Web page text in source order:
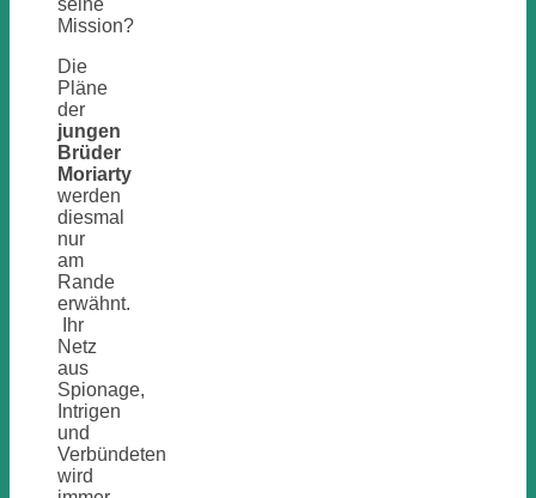
Mission?
Die
Pläne
der
jungen
Brüder
Moriarty
werden
diesmal
nur
am
Rande
erwähnt.
Ihr
Netz
aus
Spionage,
Intrigen
und
Verbündeten
wird